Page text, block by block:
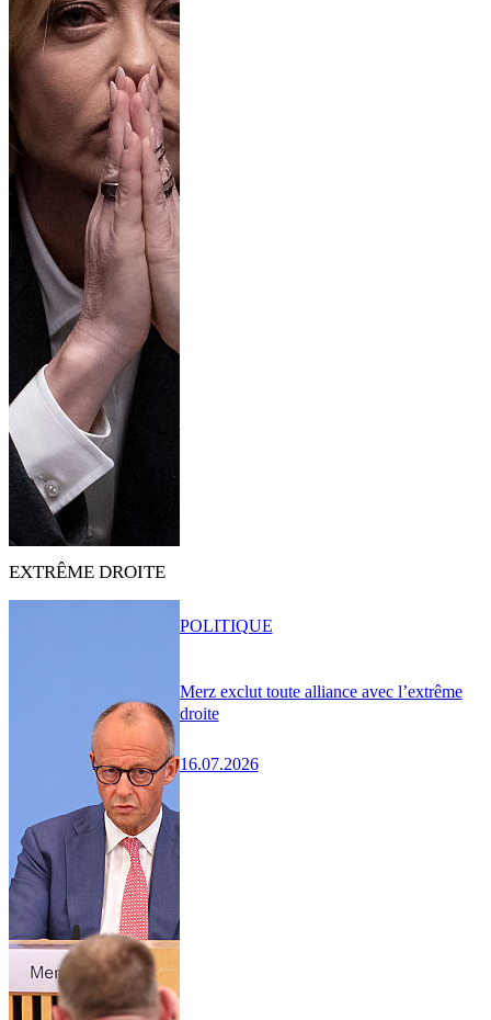
EXTRÊME DROITE
Merz exclut toute alliance avec l’extrême
droite
16.07.2026
POLITIQUE